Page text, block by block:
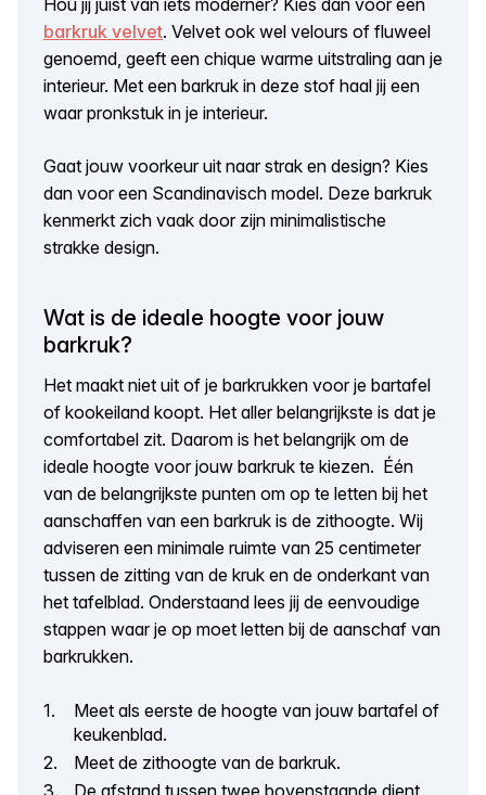
barkruk velvet. Velvet ook wel velours of fluweel
genoemd, geeft een chique warme uitstraling aan je
interieur. Met een barkruk in deze stof haal jij een
waar pronkstuk in je interieur.
Gaat jouw voorkeur uit naar strak en design? Kies
dan voor een Scandinavisch model. Deze barkruk
kenmerkt zich vaak door zijn minimalistische
strakke design.
Wat is de ideale hoogte voor jouw
barkruk?
Het maakt niet uit of je barkrukken voor je bartafel
of kookeiland koopt. Het aller belangrijkste is dat je
comfortabel zit. Daarom is het belangrijk om de
ideale hoogte voor jouw barkruk te kiezen. Één
van de belangrijkste punten om op te letten bij het
aanschaffen van een barkruk is de zithoogte. Wij
adviseren een minimale ruimte van 25 centimeter
tussen de zitting van de kruk en de onderkant van
het tafelblad. Onderstaand lees jij de eenvoudige
stappen waar je op moet letten bij de aanschaf van
barkrukken.
Meet als eerste de hoogte van jouw bartafel of
keukenblad.
Meet de zithoogte van de barkruk.
De afstand tussen twee bovenstaande dient